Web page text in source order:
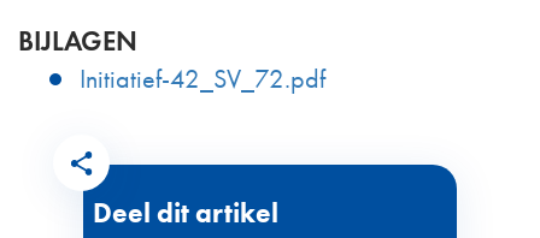
BIJLAGEN
Initiatief-42_SV_72.pdf
Deel dit artikel